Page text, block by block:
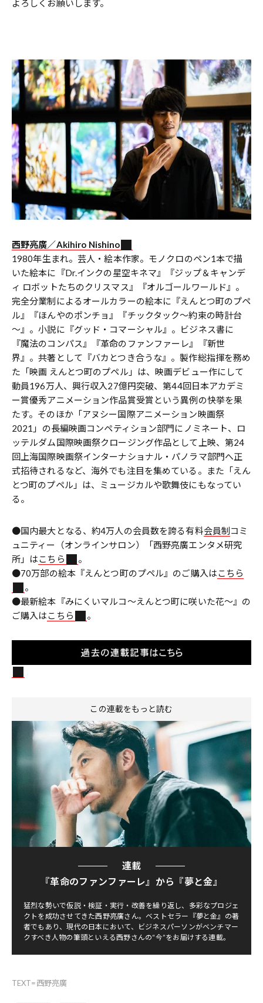
よろしくお願いします。
西野亮廣／Akihiro Nishino
1980年生まれ。芸人・絵本作家。モノクロのペン1本で描
いた絵本に『Dr.インクの星空キネマ』『ジップ＆キャンデ
ィ ロボットたちのクリスマス』『オルゴールワールド』。
完全分業制によるオールカラーの絵本に『えんとつ町のプペ
ル』『ほんやのポンチョ』『チックタック～約束の時計台
～』。小説に『グッド・コマーシャル』。ビジネス書に
『魔法のコンパス』『革命のファンファーレ』『新世
界』。共著として『バカとつき合うな』。製作総指揮を務め
た「映画 えんとつ町のプペル」は、映画デビュー作にして
動員196万人、興行収入27億円突破、第44回日本アカデミ
ー賞優秀アニメーション作品賞受賞という異例の快挙を果
たす。そのほか「アヌシー国際アニメーション映画祭
2021」の長編映画コンペティション部門にノミネート、ロ
ッテルダム国際映画祭クロージング作品として上映、第24
回上海国際映画祭インターナショナル・パノラマ部門へ正
式招待されるなど、海外でも注目を集めている。また「えん
とつ町のプペル」は、ミュージカルや歌舞伎にもなってい
る。
●国内最大となる、約4万人の会員数を誇る有料会員制コミ
ュニティー（オンラインサロン）「西野亮廣エンタメ研究
所」はこちら
。
●70万部の絵本『えんとつ町のプペル』のご購入はこちら
。
●最新絵本『みにくいマルコ～えんとつ町に咲いた花～』の
ご購入はこちら 。
この連載をもっと読む
連載
『革命のファンファーレ』から『夢と金』
猛烈な勢いで仮説・検証・実行・改善を繰り返し、多彩なプロジェ
クトを成功させてきた西野亮廣さん。ベストセラー『夢と金』の著
者でもあり、現代の日本において、ビジネスパーソンがベンチマー
クすべき人物の筆頭といえる西野さんの“今”をお届けする連載。
TEXT=西野亮廣